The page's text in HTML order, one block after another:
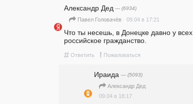
Александр Дед — (6934)
Павел Головачёв 09.04 в 17:21
Что ты несешь, в Донецке давно у всех
российское гражданство.
# Ответить ! Пожаловаться
Ираида — (5093)
Александр Дед
09.04 в 18:17